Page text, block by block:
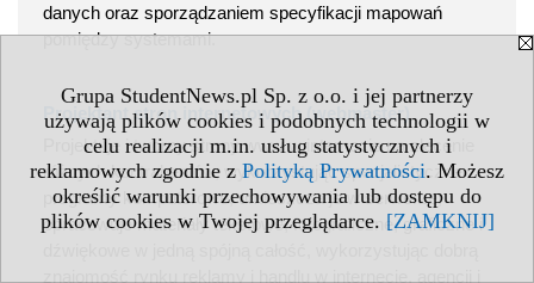
Grupa StudentNews.pl Sp. z o.o. i jej partnerzy
używają plików cookies i podobnych technologii w
celu realizacji m.in. usług statystycznych i
reklamowych zgodnie z Polityką Prywatności. Możesz
określić warunki przechowywania lub dostępu do
plików cookies w Twojej przeglądarce. [ZAMKNIJ]
danych oraz sporządzaniem specyfikacji mapowań
pomiędzy systemami.
Projektant stron internetowych (webmaster)
Projektuje i tworzy strony www w internecie na zlecenie
różnych kontrahentów, wykorzystując specjalistyczne
programy komputerowe; umieszcza je w serwerze;
opracowuje materiały tekstowe, fotograficzne, graficzne i